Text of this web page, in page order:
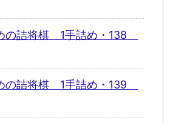
の詰将棋 1手詰め・138
の詰将棋 1手詰め・139